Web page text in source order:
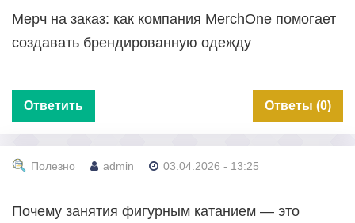
Мерч на заказ: как компания MerchOne помогает
создавать брендированную одежду
Ответить Ответы (0)
Полезно admin 03.04.2026 - 13:25
Почему занятия фигурным катанием — это